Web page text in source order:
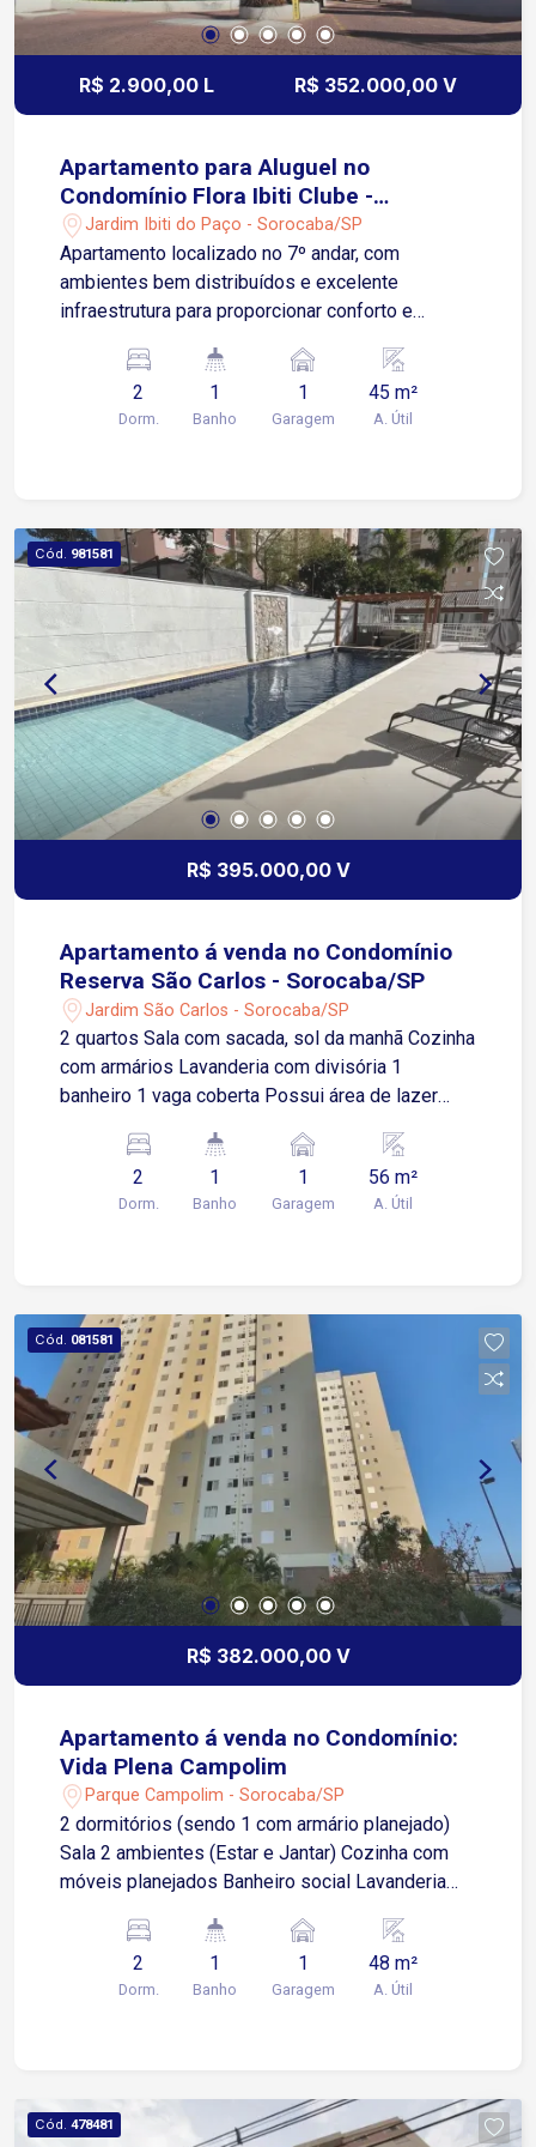
R$ 2.900,00 L R$ 352.000,00 V
Apartamento para Aluguel no
Condomínio Flora Ibiti Clube -
Sorocaba/SP
Jardim Ibiti do Paço - Sorocaba/SP
Apartamento localizado no 7º andar, com
ambientes bem distribuídos e excelente
infraestrutura para proporcionar conforto e
condomínio e IPTU. O imóvel conta com: Sala de
estar com ar-condicionado; Sacada; Cozinha
planejada com armários e cooktop; Área de
completo, oferecendo: Piscina; Playground; Mini
mercado; Salão de festas; Espaço gourmet;
Quadra poliesportiva; Portaria e segurança 24
horas. Apenas 4 minutos da Av. Dom Aguirre 7
minutos do Jardim Botânico de Sorocaba 9
minutos da Av. Itavuvu 9 minutos do Shopping
Cidade Sorocaba
2
Dorm.
1
Banho
1
Garagem
45 m²
A. Útil
Cód. 981581
R$ 395.000,00 V
Apartamento á venda no Condomínio
Reserva São Carlos - Sorocaba/SP
Jardim São Carlos - Sorocaba/SP
2 quartos Sala com sacada, sol da manhã Cozinha
com armários Lavanderia com divisória 1
banheiro 1 vaga coberta Possui área de lazer
2
Dorm.
1
Banho
1
Garagem
56 m²
A. Útil
Cód. 081581
R$ 382.000,00 V
Apartamento á venda no Condomínio:
Vida Plena Campolim
Parque Campolim - Sorocaba/SP
2 dormitórios (sendo 1 com armário planejado)
Sala 2 ambientes (Estar e Jantar) Cozinha com
móveis planejados Banheiro social Lavanderia
garagem Piscinas adulto e infantil Quadra futebol
Playground Academia Salão de festas
Churrasqueiras Portaria 24h Área de serviço
melhor bairro de Sorocaba! Muito próximo de
farmácias, padaria, supermercado, restaurantes e
2
Dorm.
1
Banho
1
Garagem
48 m²
A. Útil
Cód. 478481